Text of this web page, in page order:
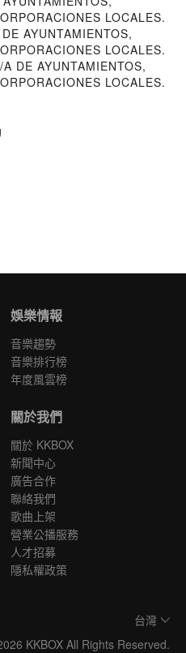
LOCALES.
AYUNTAMIENTOS,
LOCALES.
DE AYUNTAMIENTOS,
LOCALES.
娛樂情報
音樂趨勢
音樂排行榜
年度風雲榜
關於我們
關於 KKBOX
新聞中心
廣告合作
聯絡我們
歌曲上架
營業公播服務
人才招募
隱私權政策
台灣
KKBOX All Rights Reserved.